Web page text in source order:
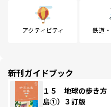
アクティビティ 鉄道
新刊ガイドブック
１５ 地球の歩き
島①）３訂版